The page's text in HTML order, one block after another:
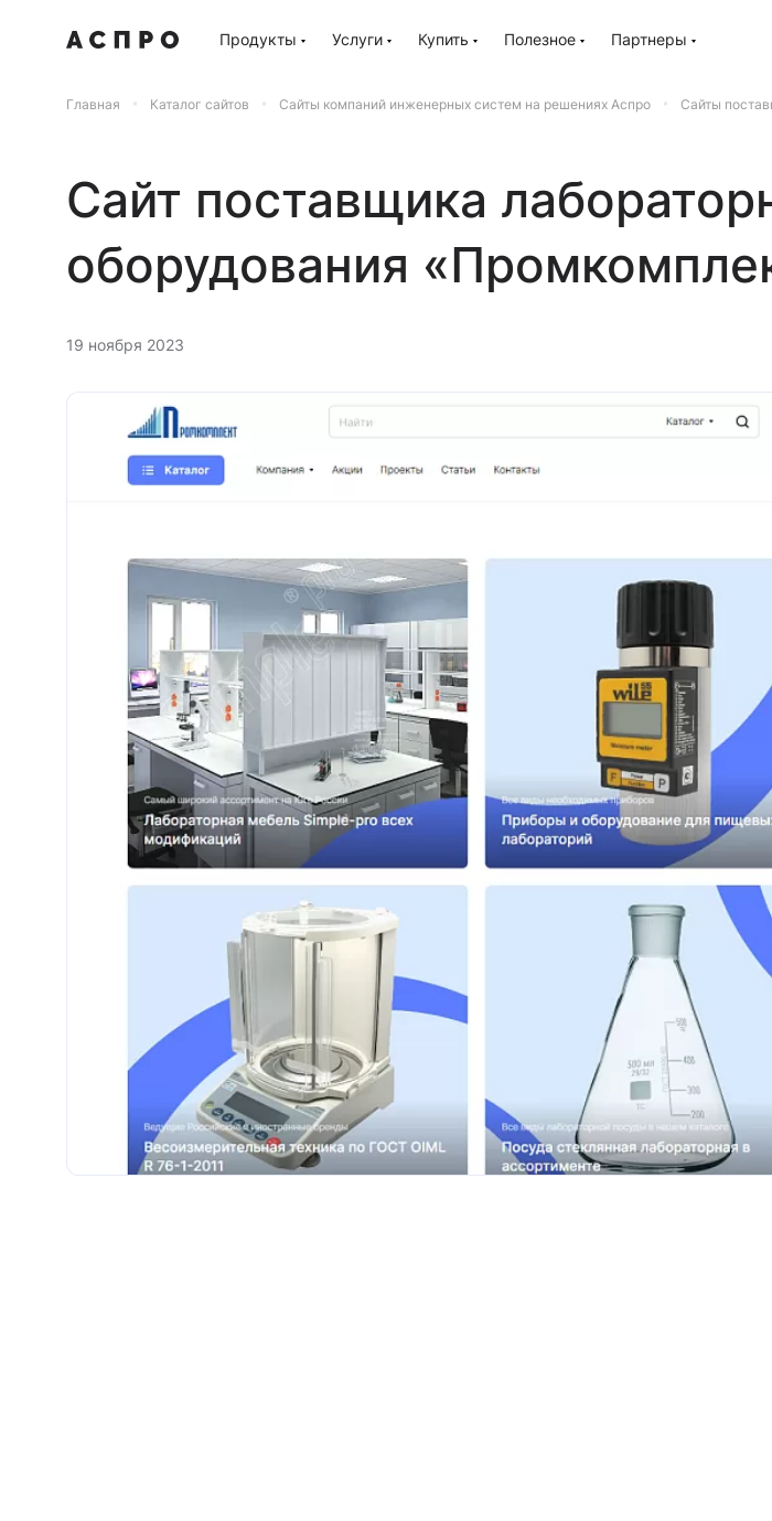
Продукты Услуги Купить Полезное Партнеры
Главная Каталог сайтов Сайты компаний инженерных систем на решениях Аспро Сайты
Сайт поставщика
оборудования
19 ноября 2023